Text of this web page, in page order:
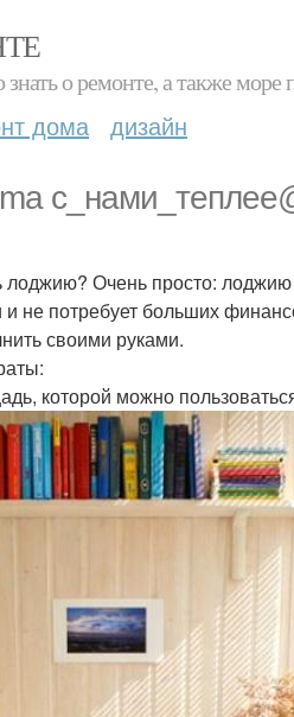
о ремонте, а также
дома дизайн
Очень просто: лоджию
не потребует больших
своими руками.
которой можно